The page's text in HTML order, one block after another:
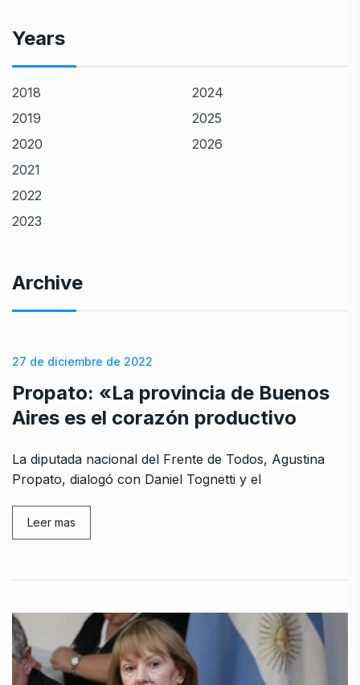
Years
2018
2019
2020
2021
2022
2023
2024
2025
2026
Archive
27 de diciembre de 2022
Propato: «La provincia de Buenos
Aires es el corazón productivo
La diputada nacional del Frente de Todos, Agustina
Propato, dialogó con Daniel Tognetti y el
Leer mas